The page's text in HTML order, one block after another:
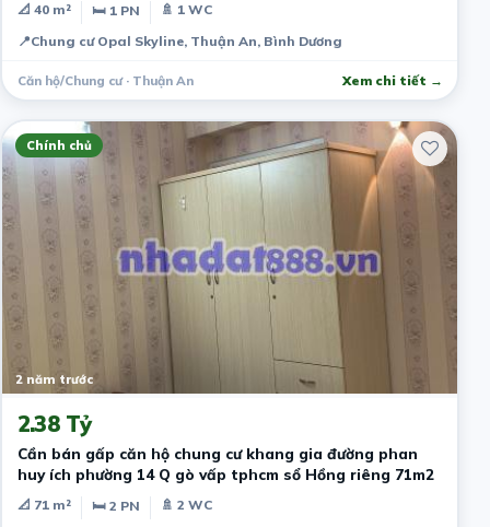
📐 40 m² 🛏 1 PN
🚿 1 WC
📍Chung cư Opal Skyline, Thuận An, Bình Dương
Căn hộ/Chung cư · Thuận An Xem chi tiết →
Chính chủ
2 năm trước
2.38 Tỷ
Cần bán gấp căn hộ chung cư khang gia đường phan
huy ích phường 14 Q gò vấp tphcm sổ Hồng riêng 71m2
📐 71 m² 🛏 2 PN
🚿 2 WC